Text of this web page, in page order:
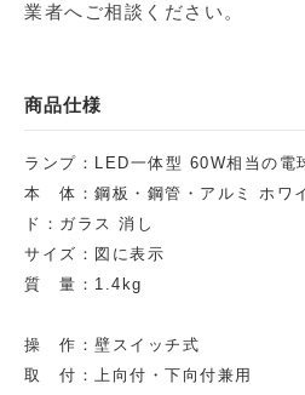
業者へご相談ください。
商品仕様
ランプ：LED一体型 60W相当の電
本 体：鋼板・鋼管・アルミ ホワ
ド：ガラス 消し
サイズ：図に表示
質 量：1.4kg
操 作：壁スイッチ式
取 付：上向付・下向付兼用